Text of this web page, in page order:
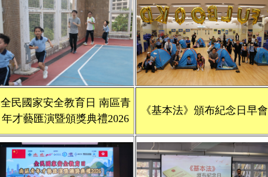
全民國家安全教育日 南區青
年才藝匯演暨頒獎典禮2026
《基本法》頒布紀念日早會